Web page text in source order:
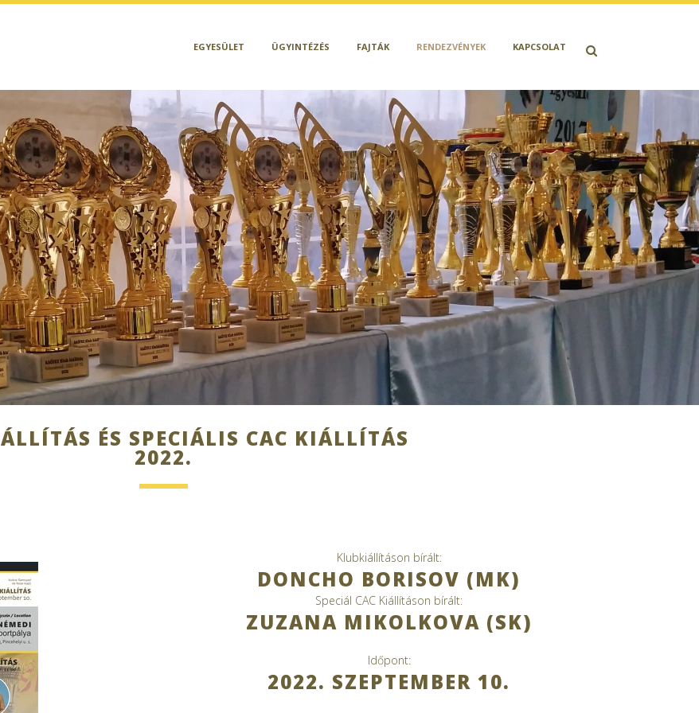
EGYESÜLET ÜGYINTÉZÉS FAJTÁK RENDEZVÉNYEK KAPCSOLAT
ÉS SPECIÁLIS CAC KIÁLLÍTÁS
2022.
Klubkiállításon bírált:
DONCHO BORISOV (MK)
Speciál CAC Kiállításon bírált:
ZUZANA MIKOLKOVA (SK)
Időpont:
2022. SZEPTEMBER 10.